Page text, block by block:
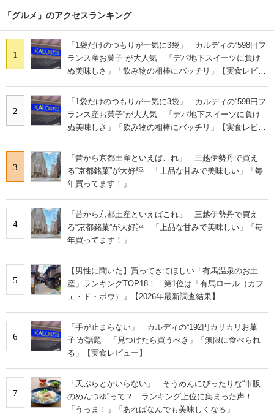
「グルメ」のアクセスランキング
1
「1袋だけのつもりが一気に3袋」 カルディの“598円フ
ランス産お菓子”が大人気 「デパ地下スイーツに負け
ぬ美味しさ」「飲み物の相棒にバッチリ」【実食レビュ
2
「1袋だけのつもりが一気に3袋」 カルディの“598円フ
ランス産お菓子”が大人気 「デパ地下スイーツに負け
ぬ美味しさ」「飲み物の相棒にバッチリ」【実食レビュ
3
「昔から京都土産といえばこれ」 三越伊勢丹で買え
る“京都銘菓”が大好評 「上品な甘みで美味しい」「毎
年買ってます！」
4
「昔から京都土産といえばこれ」 三越伊勢丹で買え
る“京都銘菓”が大好評 「上品な甘みで美味しい」「毎
年買ってます！」
5
【男性に聞いた】買ってきてほしい「有馬温泉のお土
産」ランキングTOP18！ 第1位は「有馬ロール（カフ
ェ・ド・ボウ）」【2026年最新調査結果】
6
「手が止まらない」 カルディの“192円カリカリお菓
子”が話題 「見つけたら買うべき」「無限に食べられ
る」【実食レビュー】
7
「天ぷらとかいらない」 そうめんにぴったりな“市販
のめんつゆ”って？ ランキング上位に集まった声！
「うっま！」「あればなんでも美味しくなる」